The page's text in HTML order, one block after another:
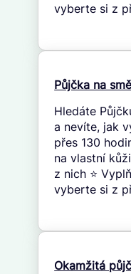
vyberte si z
Půjčka na
Hledáte
a nevíte, jak
přes 130
na vlastní
z nich ⭐
vyberte si z
Okamžitá